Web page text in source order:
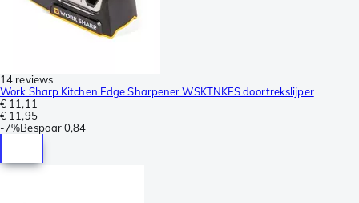
14 reviews
Work Sharp Kitchen Edge Sharpener WSKTNKES doortrekslijper
€ 11,11
€ 11,95
-7%Bespaar0,84